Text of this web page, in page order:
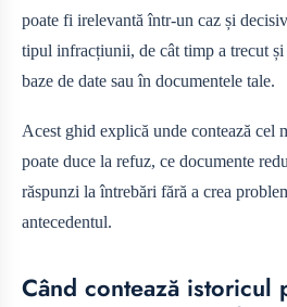
poate fi irelevantă într-un caz și
tipul infracțiunii, de cât timp a trecut
baze de date sau în documentele tale.
Acest ghid explică unde contează cel
poate duce la refuz, ce documente
răspunzi la întrebări fără a crea
antecedentul.
Când contează istoricul